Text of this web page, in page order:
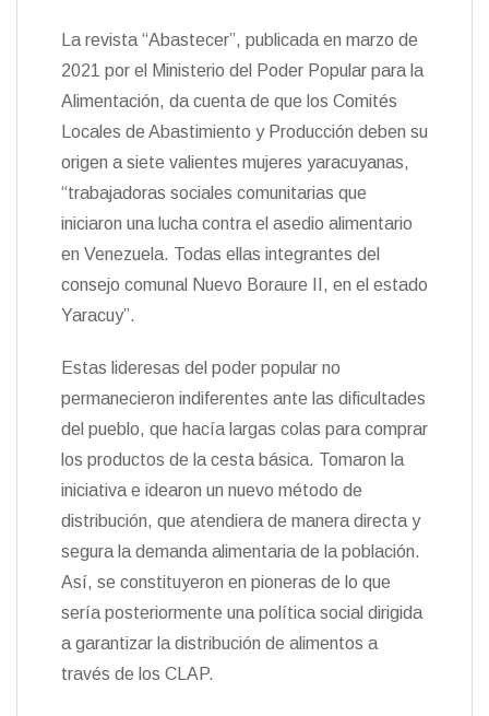
La revista “Abastecer”, publicada en marzo de
2021 por el Ministerio del Poder Popular para la
Alimentación, da cuenta de que los Comités
Locales de Abastimiento y Producción deben su
origen a siete valientes mujeres yaracuyanas,
“trabajadoras sociales comunitarias que
iniciaron una lucha contra el asedio alimentario
en Venezuela. Todas ellas integrantes del
consejo comunal Nuevo Boraure II, en el estado
Yaracuy”.
Estas lideresas del poder popular no
permanecieron indiferentes ante las dificultades
del pueblo, que hacía largas colas para comprar
los productos de la cesta básica. Tomaron la
iniciativa e idearon un nuevo método de
distribución, que atendiera de manera directa y
segura la demanda alimentaria de la población.
Así, se constituyeron en pioneras de lo que
sería posteriormente una política social dirigida
a garantizar la distribución de alimentos a
través de los CLAP.